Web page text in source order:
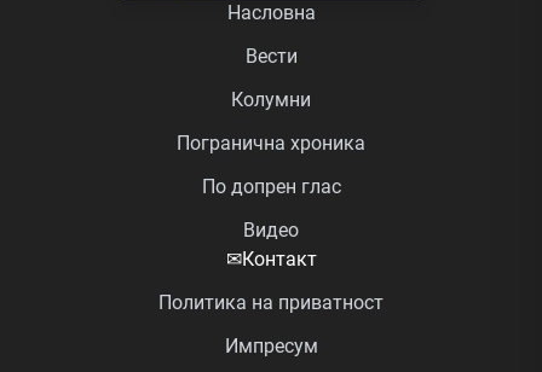
Насловна
Вести
Колумни
Погранична хроника
По допрен глас
Видео
✉Контакт
Политика на приватност
Импресум